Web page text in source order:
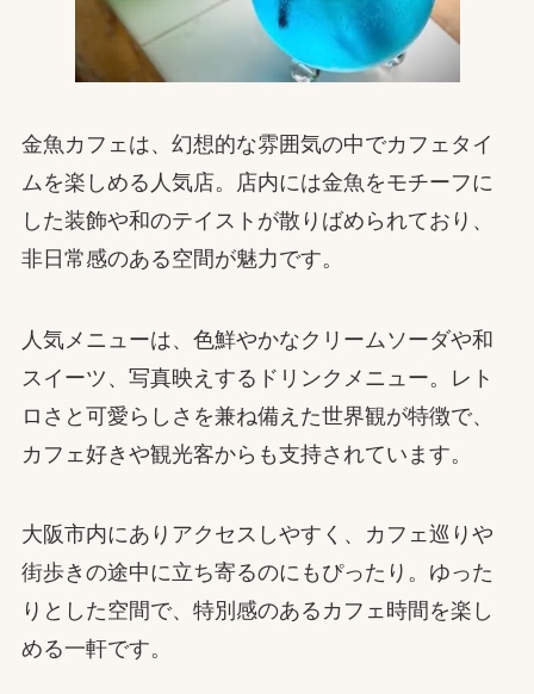
金魚カフェは、幻想的な雰囲気の中でカフェタイ
ムを楽しめる人気店。店内には金魚をモチーフに
した装飾や和のテイストが散りばめられており、
非日常感のある空間が魅力です。
人気メニューは、色鮮やかなクリームソーダや和
スイーツ、写真映えするドリンクメニュー。レト
ロさと可愛らしさを兼ね備えた世界観が特徴で、
カフェ好きや観光客からも支持されています。
大阪市内にありアクセスしやすく、カフェ巡りや
街歩きの途中に立ち寄るのにもぴったり。ゆった
りとした空間で、特別感のあるカフェ時間を楽し
める一軒です。